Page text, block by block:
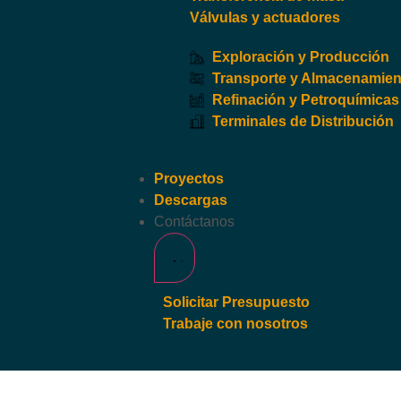
Válvulas y actuadores
Exploración y Producción
Transporte y
Refinación y Petroquímicas
Terminales de Distribución
Proyectos
Descargas
Contáctanos
Solicitar Presupuesto
Trabaje con nosotros